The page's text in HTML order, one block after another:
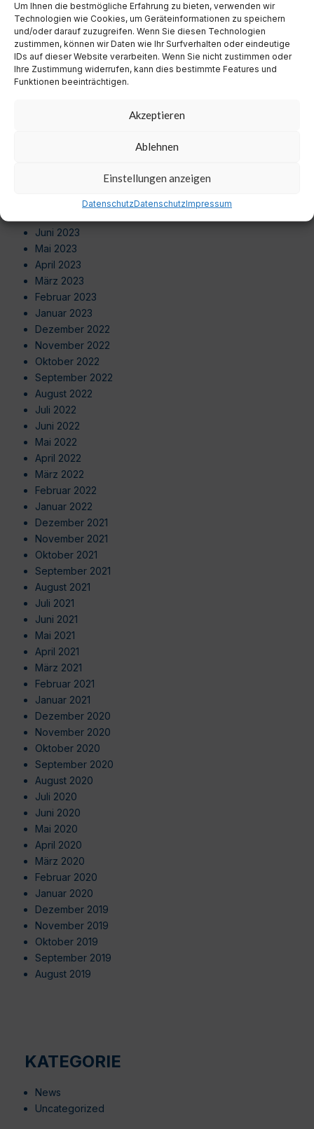
Um Ihnen die bestmögliche Erfahrung zu bieten, verwenden wir
Technologien wie Cookies, um Geräteinformationen zu speichern
und/oder darauf zuzugreifen. Wenn Sie diesen Technologien
zustimmen, können wir Daten wie Ihr Surfverhalten oder eindeutige
IDs auf dieser Website verarbeiten. Wenn Sie nicht zustimmen oder
Ihre Zustimmung widerrufen, kann dies bestimmte Features und
Funktionen beeinträchtigen.
Akzeptieren
Ablehnen
Einstellungen anzeigen
DatenschutzDatenschutzImpressum
August 2024
Juli 2024
Juni 2024
Mai 2024
April 2024
März 2024
September 2023
August 2023
Juni 2023
Mai 2023
April 2023
März 2023
Februar 2023
Januar 2023
Dezember 2022
November 2022
Oktober 2022
September 2022
August 2022
Juli 2022
Juni 2022
Mai 2022
April 2022
März 2022
Februar 2022
Januar 2022
Dezember 2021
November 2021
Oktober 2021
September 2021
August 2021
Juli 2021
Juni 2021
Mai 2021
April 2021
März 2021
Februar 2021
Januar 2021
Dezember 2020
November 2020
Oktober 2020
September 2020
August 2020
Juli 2020
Juni 2020
Mai 2020
April 2020
März 2020
Februar 2020
Januar 2020
Dezember 2019
November 2019
Oktober 2019
September 2019
August 2019
KATEGORIE
News
Uncategorized